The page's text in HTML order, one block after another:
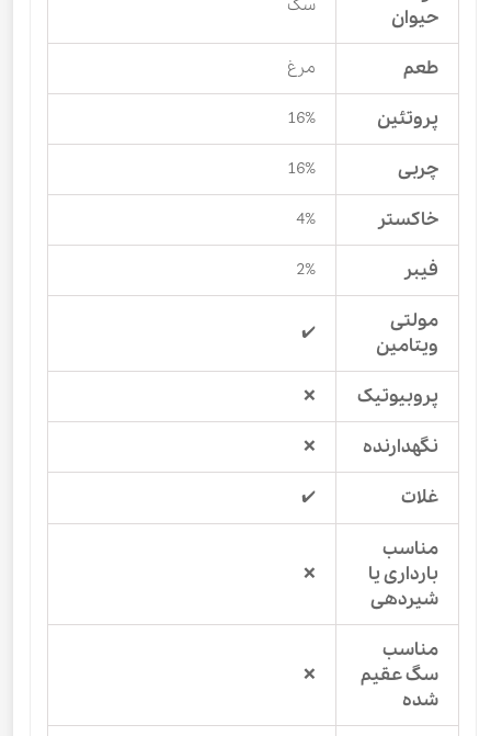
حیوان
سگ
طعم مرغ
پروتئین 16%
چربی 16%
خاکستر 4%
فیبر 2%
مولتی
ویتامین
✔️
پروبیوتیک ❌
نگهدارنده ❌
غلات ✔️
مناسب
بارداری یا
شیردهی
❌
مناسب
سگ عقیم
شده
❌